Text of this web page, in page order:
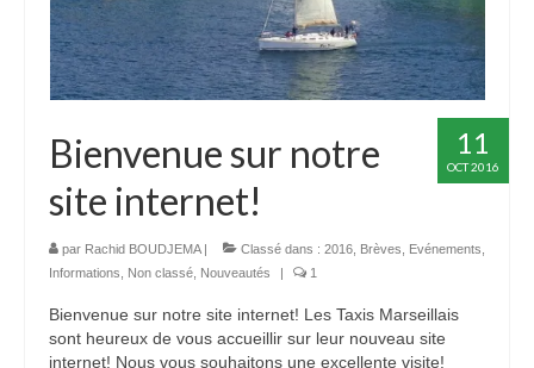
11
OCT 2016
Bienvenue sur notre
site internet!
par Rachid BOUDJEMA| Classé dans : 2016 Brèves Evénements
Informations
Non classé Nouveautés | 1
Bienvenue sur notre site internet! Les Taxis Marseillais
sont heureux de vous accueillir sur leur nouveau site
internet! Nous vous souhaitons une excellente visite!